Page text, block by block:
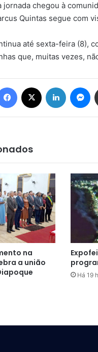
jornada chegou à
Quintas segue com
até sexta-feira (8),
que, muitas vezes,
Facebook Linkedin
na
a união
Há 19